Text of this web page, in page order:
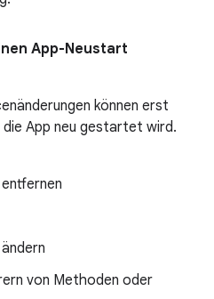
App-Neustart
können erst
App neu gestartet wird.
von Methoden oder